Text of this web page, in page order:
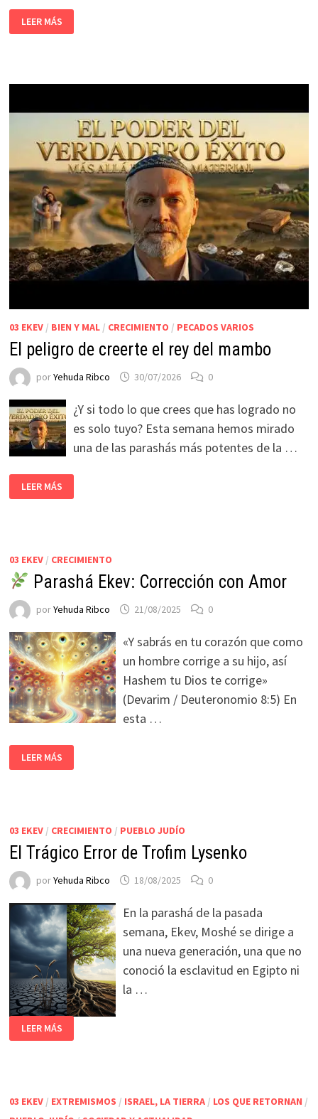
LEER MÁS
03 EKEV/ BIEN Y MAL/ CRECIMIENTO / PECADOS VARIOS
El peligro de creerte el rey del mambo
porYehuda Ribco 30/07/2026 0
¿Y si todo lo que crees que has logrado no
es solo tuyo? Esta semana hemos mirado
una de las parashás más potentes de la …
LEER MÁS
03 EKEV/ CRECIMIENTO
Parashá Ekev: Corrección con Amor
porYehuda Ribco 21/08/2025 0
«Y sabrás en tu corazón que como
un hombre corrige a su hijo, así
Hashem tu Dios te corrige»
(Devarim / Deuteronomio 8:5) En
esta …
LEER MÁS
03 EKEV/ CRECIMIENTO / PUEBLO JUDÍO
El Trágico Error de Trofim Lysenko
porYehuda Ribco 18/08/2025 0
En la parashá de la pasada
semana, Ekev, Moshé se dirige a
una nueva generación, una que no
conoció la esclavitud en Egipto ni
la …
LEER MÁS
03 EKEV/ EXTREMISMOS / ISRAEL, LA TIERRA/ LOS QUE RETORNAN /